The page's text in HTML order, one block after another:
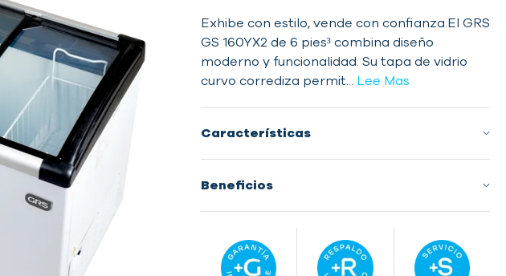
Exhibe con estilo, vende con confianza.El GRS
GS 160YX2 de 6 pies³ combina diseño
moderno y funcionalidad. Su tapa de vidrio
curvo corrediza permit... Lee Mas
Características
Beneficios